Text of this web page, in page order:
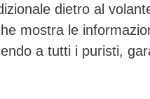
dietro al
mostra le
a tutti i puristi,